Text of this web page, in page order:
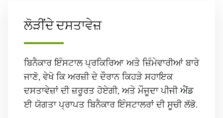
ਲੋੜੀਂਦੇ ਦਸਤਾਵੇਜ਼
ਬਿਨੈਕਾਰ ਇੰਸਟਾਲ ਪ੍ਰਕਿਰਿਆ ਅਤੇ ਜ਼ਿੰਮੇਵਾਰੀਆਂ ਬਾਰੇ
ਜਾਣੋ, ਵੇਖੋ ਕਿ ਅਰਜ਼ੀ ਦੇ ਦੌਰਾਨ ਕਿਹੜੇ ਸਹਾਇਕ
ਦਸਤਾਵੇਜ਼ਾਂ ਦੀ ਜ਼ਰੂਰਤ ਹੋਏਗੀ, ਅਤੇ ਮੌਜੂਦਾ ਪੀਜੀ ਐਂਡ
ਈ ਯੋਗਤਾ ਪ੍ਰਾਪਤ ਬਿਨੈਕਾਰ ਇੰਸਟਾਲਰਾਂ ਦੀ ਸੂਚੀ ਲੱਭੋ.